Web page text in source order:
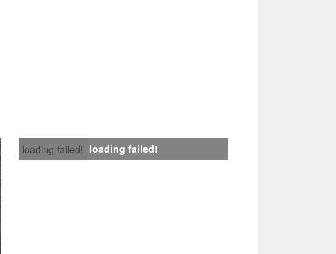
loading failed! loading failed!